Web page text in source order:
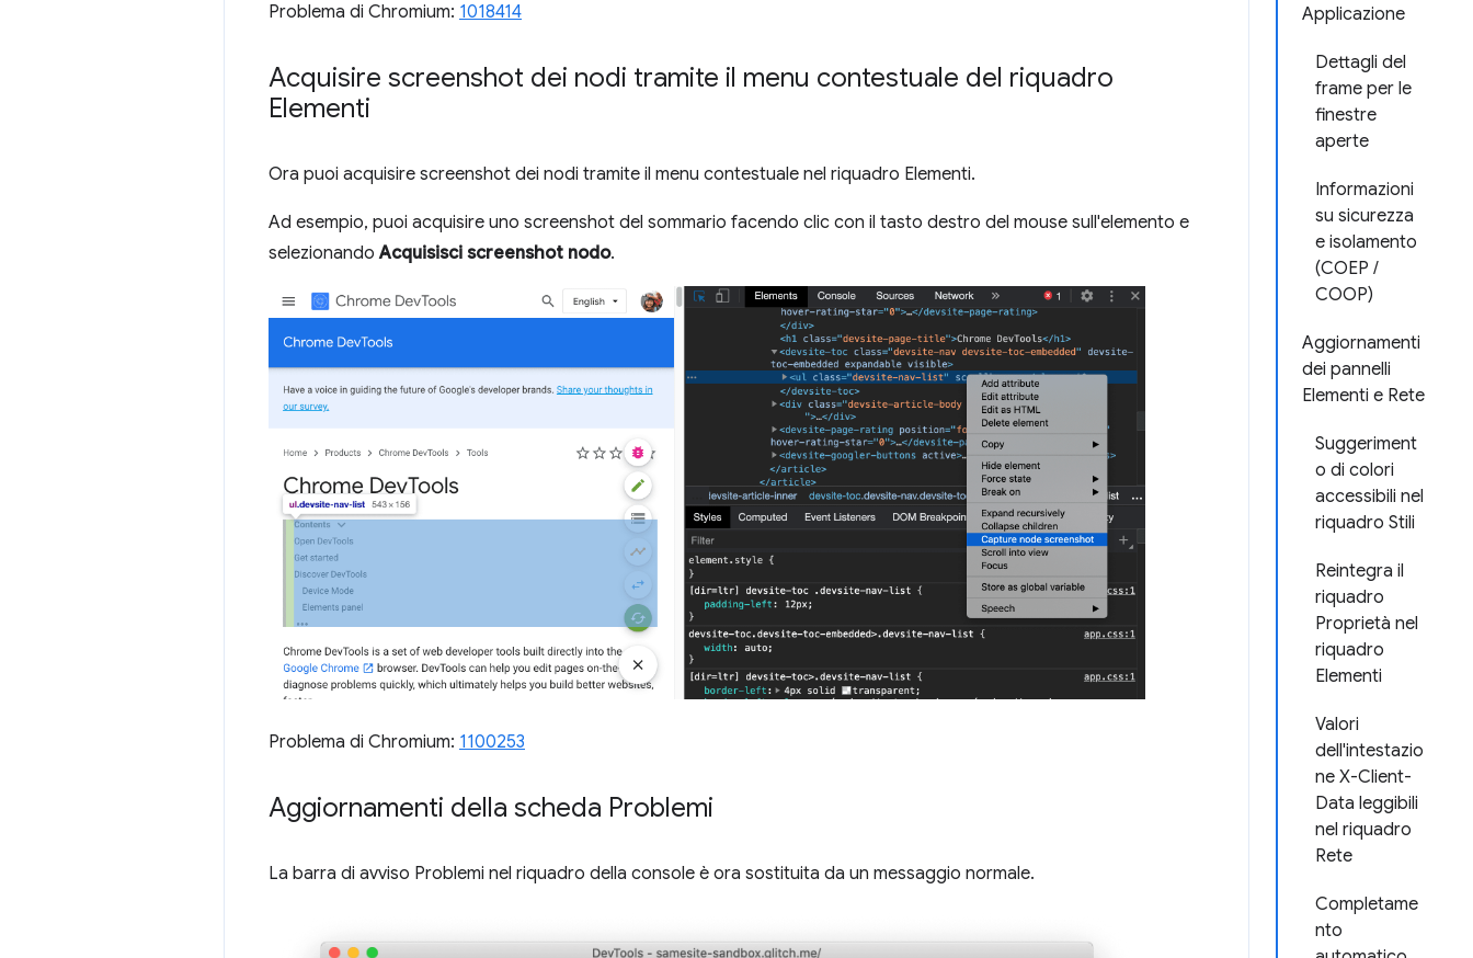
Applicazione
Dettagli del
frame per le
finestre
aperte
Informazioni
su sicurezza
e isolamento
(COEP /
COOP)
Aggiornamenti
dei pannelli
Elementi e Rete
Suggeriment
o di colori
accessibili nel
riquadro Stili
Reintegra il
riquadro
Proprietà nel
riquadro
Elementi
Valori
dell'intestazio
ne X-Client-
Data leggibili
nel riquadro
Rete
Completame
nto
Problema di Chromium: 1018414
Acquisire screenshot dei nodi tramite il menu contestuale del riquadro
Elementi
Ora puoi acquisire screenshot dei nodi tramite il menu contestuale nel riquadro Elementi.
Ad esempio, puoi acquisire uno screenshot del sommario facendo clic con il tasto destro del mouse sull'elemento e
selezionandoAcquisisci screenshot nodo.
Problema di Chromium: 1100253
Aggiornamenti della scheda Problemi
La barra di avviso Problemi nel riquadro della console è ora sostituita da un messaggio normale.